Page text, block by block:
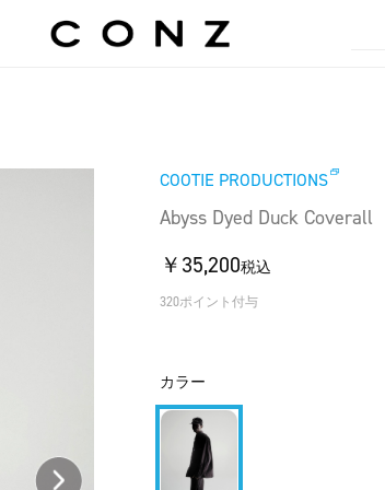
COOTIE PRODUCTIONS
Abyss Dyed Duck Coverall
￥35,200税込
320ポイント付与
カラー